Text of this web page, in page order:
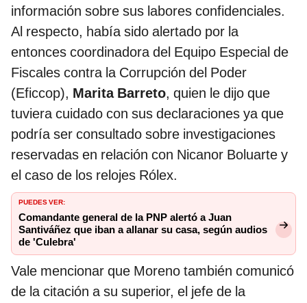
información sobre sus labores confidenciales.
Al respecto, había sido alertado por la
entonces coordinadora del Equipo Especial de
Fiscales contra la Corrupción del Poder
(Eficcop), Marita Barreto, quien le dijo que
tuviera cuidado con sus declaraciones ya que
podría ser consultado sobre investigaciones
reservadas en relación con Nicanor Boluarte y
el caso de los relojes Rólex.
PUEDES VER:
Comandante general de la PNP alertó a Juan
Santiváñez que iban a allanar su casa, según audios
de 'Culebra'
Vale mencionar que Moreno también comunicó
de la citación a su superior, el jefe de la